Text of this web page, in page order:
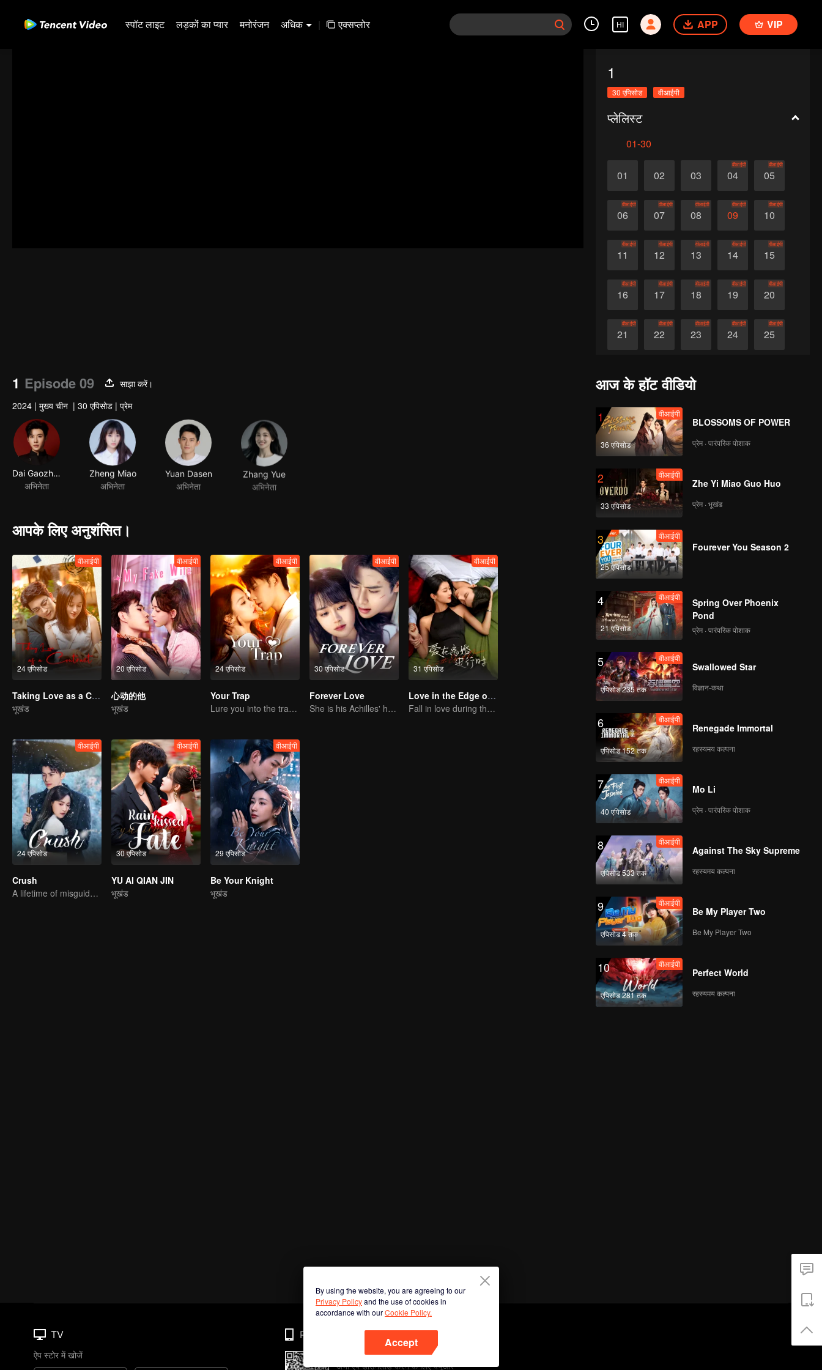
स्पॉट लाइट लड़कों का प्यार मनोरंजन अधिक | एक्सप्लोर HI APP VIP
1
30 एपिसोड वीआईपी
प्लेलिस्ट
01-30
01 02 03 04
वीआईपी
05
वीआईपी
06
वीआईपी
07
वीआईपी
08
वीआईपी
09
वीआईपी
10
वीआईपी
11
वीआईपी
12
वीआईपी
13
वीआईपी
14
वीआईपी
15
वीआईपी
16
वीआईपी
17
वीआईपी
18
वीआईपी
19
वीआईपी
20
वीआईपी
21
वीआईपी
22
वीआईपी
23
वीआईपी
24
वीआईपी
25
वीआईपी
26 28
1 Episode 09
साझा करें।
2024 | मुख्य चीन | 30 एपिसोड | प्रेम
Dai Gaozheng
अभिनेता
Zheng Miao
अभिनेता
Yuan Dasen
अभिनेता
Zhang Yue
अभिनेता
आपके लिए अनुशंसित।
24 एपिसोड
वीआईपी
Taking Love as a Contract
भूखंड
20 एपिसोड
वीआईपी
心动的他
भूखंड
24 एपिसोड
वीआईपी
Your Trap
Lure you into the trap with love as bait
30 एपिसोड
वीआईपी
Forever Love
She is his Achilles' heel and his armor
31 एपिसोड
वीआईपी
Love in the Edge of Divorce
Fall in love during the divorce
24 एपिसोड
वीआईपी
Crush
A lifetime of misguided love entangled by fate
30 एपिसोड
वीआईपी
YU AI QIAN JIN
भूखंड
29 एपिसोड
वीआईपी
Be Your Knight
भूखंड
आज के हॉट वीडियो
1
36 एपिसोड
वीआईपी
BLOSSOMS OF POWER
प्रेम · पारंपरिक पोशाक
2
33 एपिसोड
वीआईपी
Zhe Yi Miao Guo Huo
प्रेम · भूखंड
3
25 एपिसोड
वीआईपी
Fourever You Season 2
4
21 एपिसोड
वीआईपी
Spring Over Phoenix
Pond
प्रेम · पारंपरिक पोशाक
5
एपिसोड 235 तक
वीआईपी
Swallowed Star
विज्ञान-कथा
6
एपिसोड 152 तक
वीआईपी
Renegade Immortal
रहस्यमय कल्पना
7
40 एपिसोड
वीआईपी
Mo Li
प्रेम · पारंपरिक पोशाक
8
एपिसोड 533 तक
वीआईपी
Against The Sky Supreme
रहस्यमय कल्पना
9
एपिसोड 4 तक
वीआईपी
Be My Player Two
Be My Player Two
10
एपिसोड 281 तक
वीआईपी
Perfect World
रहस्यमय कल्पना
By using the website, you are agreeing to our
Privacy Policyand the use of cookies in
accordance with ourCookie Policy.
Accept
TV
ऐप स्टोर में खोजें
Phone
अभी ऐप डाउनलोड करने के लिए क्यूआर